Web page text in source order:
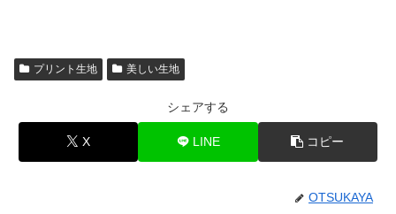
プリント生地 美しい生地
シェアする
X LINE コピー
OTSUKAYA